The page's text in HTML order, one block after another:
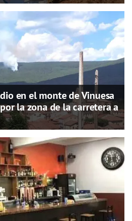
en el monte de Vinuesa
la zona de la carretera a